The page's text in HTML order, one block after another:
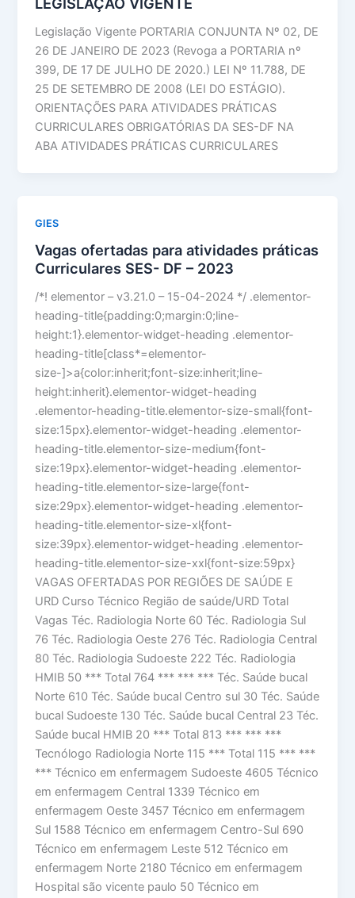
Legislação Vigente PORTARIA CONJUNTA Nº 02, DE
26 DE JANEIRO DE 2023 (Revoga a PORTARIA nº
399, DE 17 DE JULHO DE 2020.) LEI Nº 11.788, DE
25 DE SETEMBRO DE 2008 (LEI DO ESTÁGIO).
ORIENTAÇÕES PARA ATIVIDADES PRÁTICAS
CURRICULARES OBRIGATÓRIAS DA SES-DF NA
ABA ATIVIDADES PRÁTICAS CURRICULARES
GIES
Vagas ofertadas para atividades práticas
Curriculares SES- DF – 2023
/*! elementor – v3.21.0 – 15-04-2024 */ .elementor-
heading-title{padding:0;margin:0;line-
height:1}.elementor-widget-heading .elementor-
heading-title[class*=elementor-
size-]>a{color:inherit;font-size:inherit;line-
height:inherit}.elementor-widget-heading
.elementor-heading-title.elementor-size-small{font-
size:15px}.elementor-widget-heading .elementor-
heading-title.elementor-size-medium{font-
size:19px}.elementor-widget-heading .elementor-
heading-title.elementor-size-large{font-
size:29px}.elementor-widget-heading .elementor-
heading-title.elementor-size-xl{font-
size:39px}.elementor-widget-heading .elementor-
heading-title.elementor-size-xxl{font-size:59px}
VAGAS OFERTADAS POR REGIÕES DE SAÚDE E
URD Curso Técnico Região de saúde/URD Total
Vagas Téc. Radiologia Norte 60 Téc. Radiologia Sul
76 Téc. Radiologia Oeste 276 Téc. Radiologia Central
80 Téc. Radiologia Sudoeste 222 Téc. Radiologia
HMIB 50 *** Total 764 *** *** *** Téc. Saúde bucal
Norte 610 Téc. Saúde bucal Centro sul 30 Téc. Saúde
bucal Sudoeste 130 Téc. Saúde bucal Central 23 Téc.
Saúde bucal HMIB 20 *** Total 813 *** *** ***
Tecnólogo Radiologia Norte 115 *** Total 115 *** ***
*** Técnico em enfermagem Sudoeste 4605 Técnico
em enfermagem Central 1339 Técnico em
enfermagem Oeste 3457 Técnico em enfermagem
Sul 1588 Técnico em enfermagem Centro-Sul 690
Técnico em enfermagem Leste 512 Técnico em
enfermagem Norte 2180 Técnico em enfermagem
Hospital são vicente paulo 50 Técnico em